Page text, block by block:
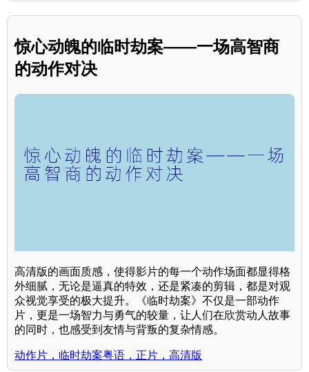
惊心动魄的临时劫案——一场高智商
的动作对决
高清版的画面质感，使得影片的每一个动作场面都显得格
外细腻，无论是逼真的特效，还是紧凑的剪辑，都是对观
众视觉享受的极大提升。《临时劫案》不仅是一部动作
片，更是一场智力与勇气的较量，让人们在欣赏动人故事
的同时，也感受到友情与背叛的复杂情感。
动作片，临时劫案粤语，正片，高清版